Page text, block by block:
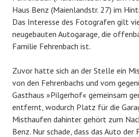
Haus Benz (Maienlandstr. 27) im
Das Interesse des Fotografen gilt
neugebauten Autogarage, die
Familie Fehrenbach ist.
Zuvor hatte sich an der Stelle ein
von den Fehrenbachs und vom
Gasthaus »Pilgerhof« gemeinsam
entfernt, wodurch Platz für die
Misthaufen dahinter gehört zum
Benz. Nur schade, dass das Auto